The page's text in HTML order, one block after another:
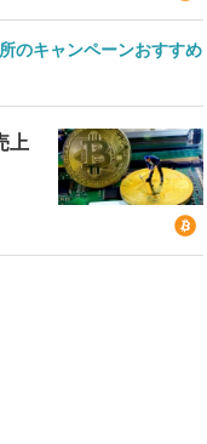
のキャンペーンおすすめ
上